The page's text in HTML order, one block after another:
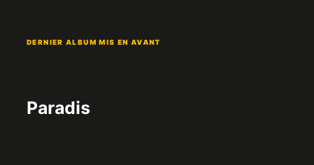
DERNIER ALBUM MIS EN AVANT
Paradis